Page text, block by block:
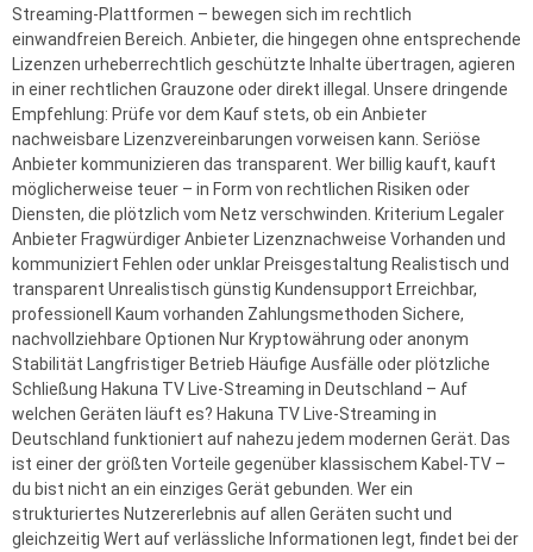
Streaming-Plattformen – bewegen sich im rechtlich
einwandfreien Bereich. Anbieter, die hingegen ohne entsprechende
Lizenzen urheberrechtlich geschützte Inhalte übertragen, agieren
in einer rechtlichen Grauzone oder direkt illegal. Unsere dringende
Empfehlung: Prüfe vor dem Kauf stets, ob ein Anbieter
nachweisbare Lizenzvereinbarungen vorweisen kann. Seriöse
Anbieter kommunizieren das transparent. Wer billig kauft, kauft
möglicherweise teuer – in Form von rechtlichen Risiken oder
Diensten, die plötzlich vom Netz verschwinden. Kriterium Legaler
Anbieter Fragwürdiger Anbieter Lizenznachweise Vorhanden und
kommuniziert Fehlen oder unklar Preisgestaltung Realistisch und
transparent Unrealistisch günstig Kundensupport Erreichbar,
professionell Kaum vorhanden Zahlungsmethoden Sichere,
nachvollziehbare Optionen Nur Kryptowährung oder anonym
Stabilität Langfristiger Betrieb Häufige Ausfälle oder plötzliche
Schließung Hakuna TV Live-Streaming in Deutschland – Auf
welchen Geräten läuft es? Hakuna TV Live-Streaming in
Deutschland funktioniert auf nahezu jedem modernen Gerät. Das
ist einer der größten Vorteile gegenüber klassischem Kabel-TV –
du bist nicht an ein einziges Gerät gebunden. Wer ein
strukturiertes Nutzererlebnis auf allen Geräten sucht und
gleichzeitig Wert auf verlässliche Informationen legt, findet bei der